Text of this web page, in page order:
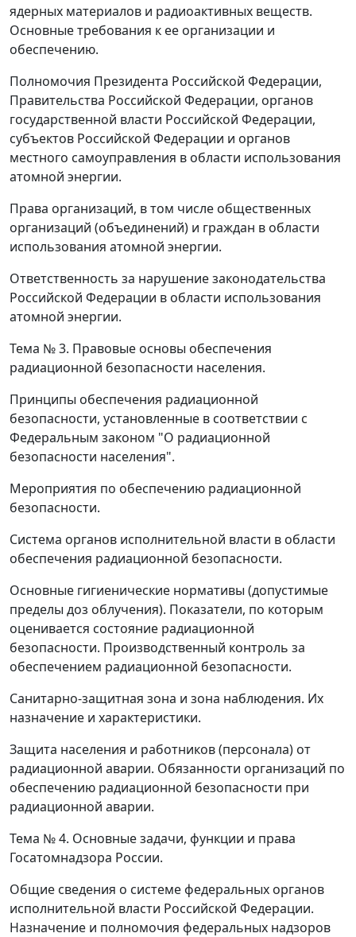
ядерных материалов и радиоактивных веществ.
Основные требования к ее организации и
обеспечению.
Полномочия Президента Российской Федерации,
Правительства Российской Федерации, органов
государственной власти Российской Федерации,
субъектов Российской Федерации и органов
местного самоуправления в области использования
атомной энергии.
Права организаций, в том числе общественных
организаций (объединений) и граждан в области
использования атомной энергии.
Ответственность за нарушение законодательства
Российской Федерации в области использования
атомной энергии.
Тема № 3. Правовые основы обеспечения
радиационной безопасности населения.
Принципы обеспечения радиационной
безопасности, установленные в соответствии с
Федеральным законом "О радиационной
безопасности населения".
Мероприятия по обеспечению радиационной
безопасности.
Система органов исполнительной власти в области
обеспечения радиационной безопасности.
Основные гигиенические нормативы (допустимые
пределы доз облучения). Показатели, по которым
оценивается состояние радиационной
безопасности. Производственный контроль за
обеспечением радиационной безопасности.
Санитарно-защитная зона и зона наблюдения. Их
назначение и характеристики.
Защита населения и работников (персонала) от
радиационной аварии. Обязанности организаций по
обеспечению радиационной безопасности при
радиационной аварии.
Тема № 4. Основные задачи, функции и права
Госатомнадзора России.
Общие сведения о системе федеральных органов
исполнительной власти Российской Федерации.
Назначение и полномочия федеральных надзоров